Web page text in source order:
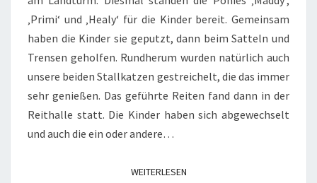
‚Primi‘ und ‚Healy‘ für die Kinder bereit. Gemeinsam
haben die Kinder sie geputzt, dann beim Satteln und
Trensen geholfen. Rundherum wurden natürlich auch
unsere beiden Stallkatzen gestreichelt, die das immer
sehr genießen. Das geführte Reiten fand dann in der
Reithalle statt. Die Kinder haben sich abgewechselt
und auch die ein oder andere…
WEITERLESENWEITERLESEN